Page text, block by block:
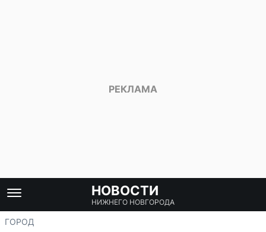
НОВОСТИ
НИЖНЕГО НОВГОРОДА
ГОРОД